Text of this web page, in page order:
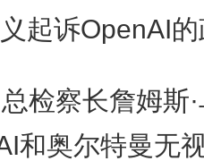
起诉OpenAI
检察长詹姆斯
和奥尔特曼无